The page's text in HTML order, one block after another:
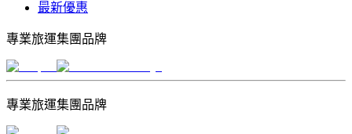
最新優惠
專業旅運集團品牌
專業旅運集團品牌